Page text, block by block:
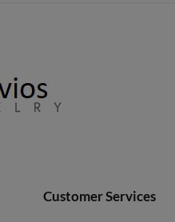
Customer Services